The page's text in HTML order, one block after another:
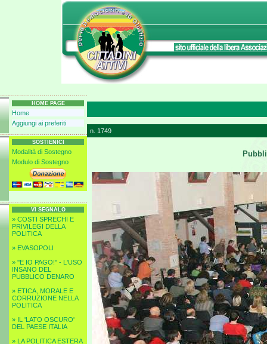
HOME PAGE
Home
Aggiungi ai preferiti
SOSTIENICI
Modalità di Sostegno
Modulo di Sostegno
VI SEGNALO
» COSTI SPRECHI E
PRIVILEGI DELLA
POLITICA
» EVASOPOLI
» ''E IO PAGO!'' - L'USO
INSANO DEL
PUBBLICO DENARO
» ETICA, MORALE E
CORRUZIONE NELLA
POLITICA
» IL 'LATO OSCURO'
DEL PAESE ITALIA
» LA POLITICA ESTERA
n. 1749